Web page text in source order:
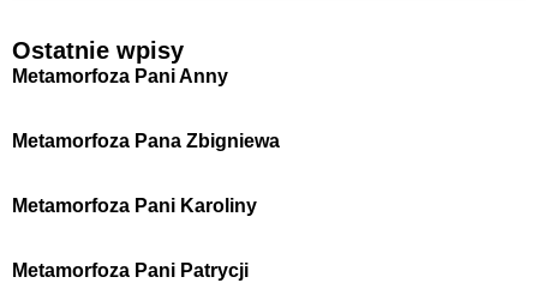
Ostatnie wpisy
Metamorfoza Pani Anny
Metamorfoza Pana Zbigniewa
Metamorfoza Pani Karoliny
Metamorfoza Pani Patrycji